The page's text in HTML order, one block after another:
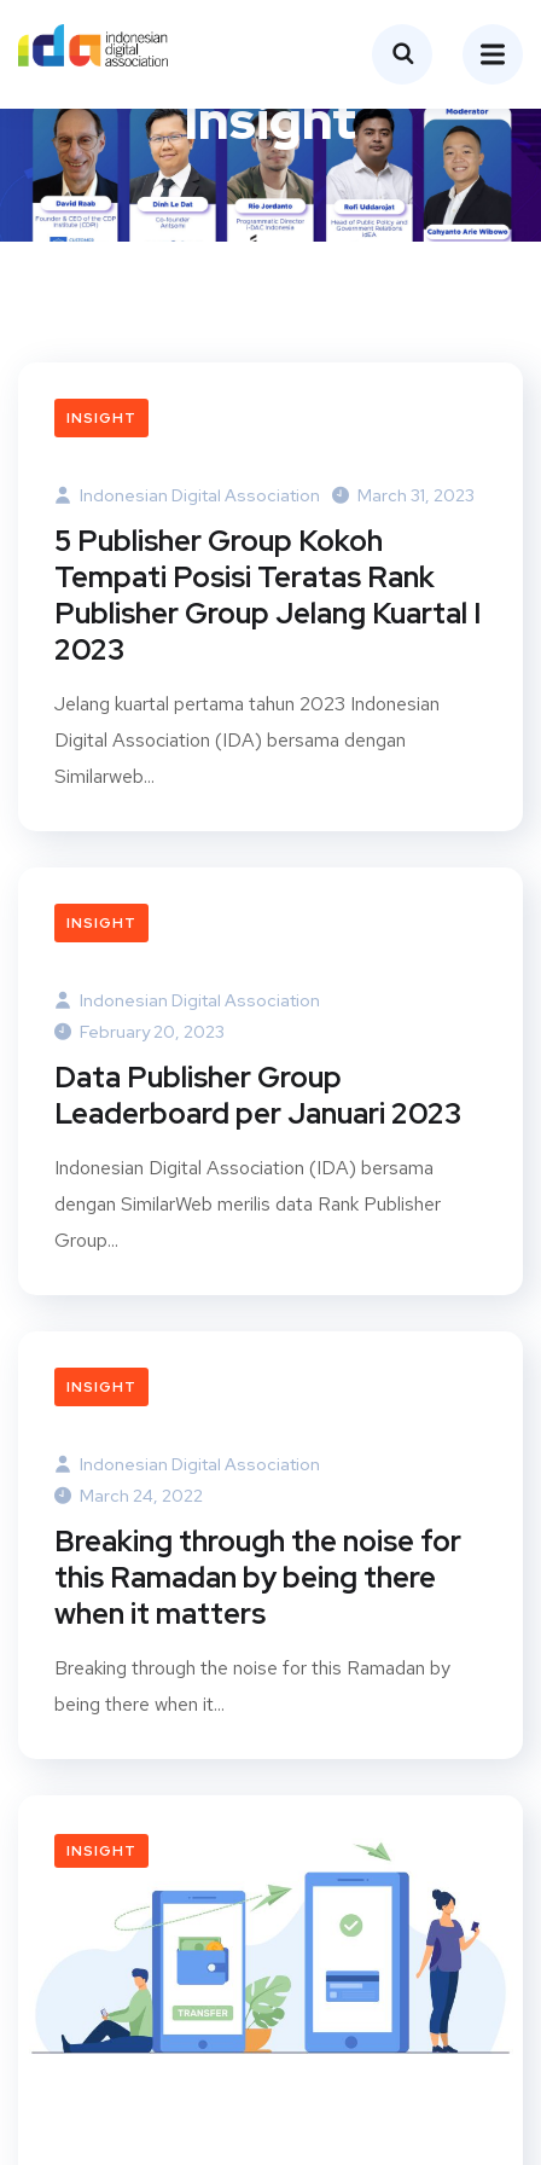
Insight
INSIGHT
Indonesian Digital Association March 31, 2023
5 Publisher Group Kokoh
Tempati Posisi Teratas Rank
Publisher Group Jelang Kuartal I
2023
Jelang kuartal pertama tahun 2023 Indonesian
Digital Association (IDA) bersama dengan
Similarweb...
INSIGHT
Indonesian Digital Association
February 20, 2023
Data Publisher Group
Leaderboard per Januari 2023
Indonesian Digital Association (IDA) bersama
dengan SimilarWeb merilis data Rank Publisher
Group...
INSIGHT
Indonesian Digital Association
March 24, 2022
Breaking through the noise for
this Ramadan by being there
when it matters
Breaking through the noise for this Ramadan by
being there when it...
INSIGHT